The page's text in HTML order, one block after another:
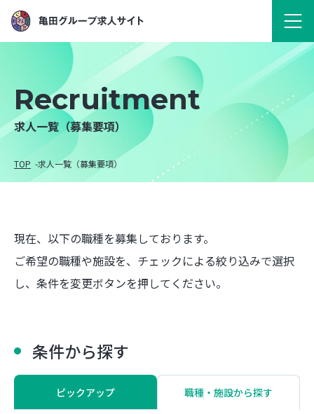
Recruitment
求人一覧（募集要項）
TOP 求人一覧（募集要項）
現在、以下の職種を募集しております。
ご希望の職種や施設を、チェックによる絞り込みで選択
し、条件を変更ボタンを押してください。
条件から探す
ピックアップ 職種・施設から探す